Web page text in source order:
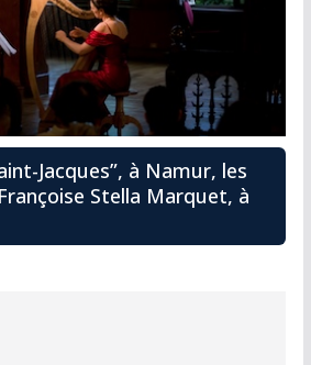
Jacques”, à Namur, les
Stella Marquet, à